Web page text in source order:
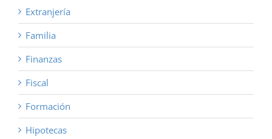
Extranjería
Familia
Finanzas
Fiscal
Formación
Hipotecas